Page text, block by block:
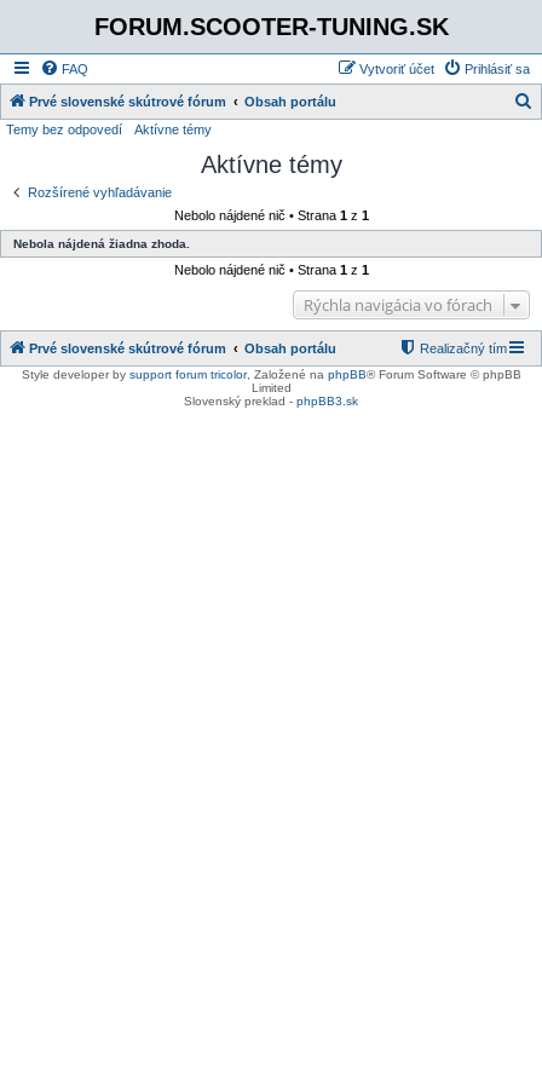
FORUM.SCOOTER-TUNING.SK
FAQ Prihlásiť sa
Vytvoriť účet
Prvé slovenské skútrové fórum Obsah portálu
Temy bez odpovedí Aktívne témy
Aktívne témy
Rozšírené vyhľadávanie
Nebolo nájdené nič • Strana 1z 1
Nebola nájdená žiadna zhoda.
Nebolo nájdené nič • Strana 1z 1
Rýchla navigácia vo fórach
Prvé slovenské skútrové fórum Obsah portálu Realizačný tím
Style developer by support forum tricolor, Založené na phpBB® Forum Software © phpBB
Limited
Slovenský preklad - phpBB3.sk